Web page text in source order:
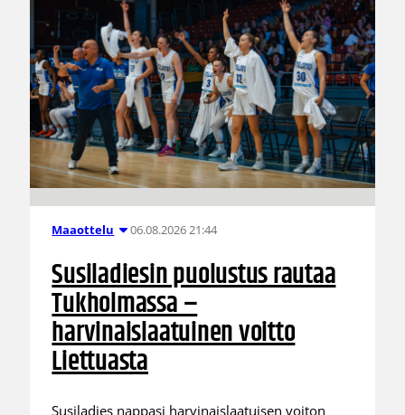
Maaottelu 06.08.2026 21:44
Susiladiesin puolustus rautaa
Tukholmassa –
harvinaislaatuinen voitto
Liettuasta
Susiladies nappasi harvinaislaatuisen voiton